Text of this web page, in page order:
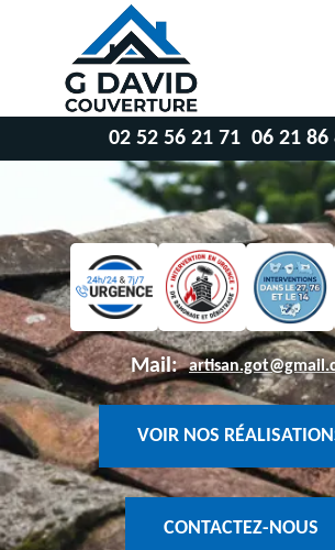
02 52 56 21 71 06 21 86
Mail:
VOIR NOS
CONTACTEZ-NOUS